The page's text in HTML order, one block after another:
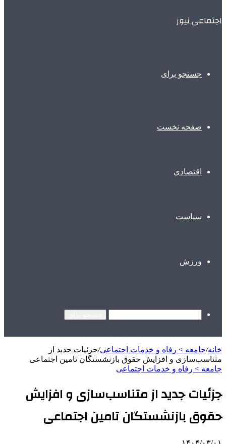
اجتماعی نیوز
جستجو برای
صفحه نخست
اقتصادی
سیاست
ورزش
خانه/جامعه > رفاه و خدمات اجتماعی/جزئیات جدید از
متناسب‌سازی و افزایش حقوق بازنشستگان تامین اجتماعی
جامعه > رفاه و خدمات اجتماعی
جزئیات جدید از متناسب‌سازی و افزایش
حقوق بازنشستگان تامین اجتماعی